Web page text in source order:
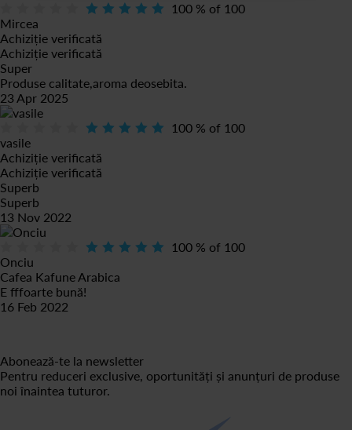
100 % of 100
Mircea
Achiziție verificată
Achiziție verificată
Super
Produse calitate,aroma deosebita.
23 Apr 2025
100 % of 100
vasile
Achiziție verificată
Achiziție verificată
Superb
Superb
13 Nov 2022
100 % of 100
Onciu
Cafea Kafune Arabica
E fffoarte bună!
16 Feb 2022
Abonează-te la newsletter
Pentru reduceri exclusive, oportunități și anunțuri de produse
noi înaintea tuturor.